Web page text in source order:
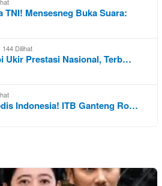
TNI! Mensesneg Buka Suara:
144 Dilihat
Ukir Prestasi Nasional, Terb…
Indonesia! ITB Ganteng Ro…